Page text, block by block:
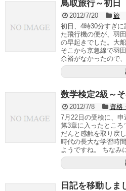
鳥取旅行～初日
2012/7/20
旅
初日、4時30分すぎ
た飛行機の便が、羽
の早起きでした。大
そこから京急線で羽
余裕がなかったので
数学検定2級～
2012/7/8
資格
7月22日の受検に、
第3章に入ったところ
だんと感触を取り戻
時代の長大な学習時
ようですね。 ちなみ
日記を移動しま